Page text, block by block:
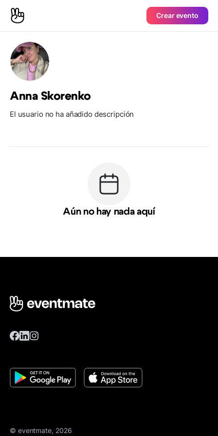
Crear evento
Anna Skorenko
El usuario no ha añadido descripción
Aún no hay nada aquí
© eventmate, 2026